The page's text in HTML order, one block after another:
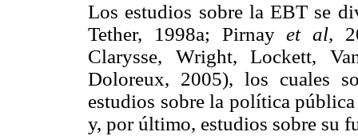
Los estudios sobre la EBT se
Tether, 1998a; Pirnayet al,
Clarysse, Wright, Lockett,
Doloreux, 2005), los cuales
estudios sobre la política
y, por último, estudios sobre su